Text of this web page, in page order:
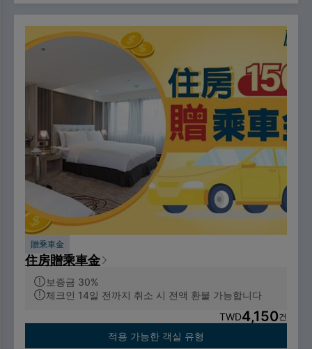
贈乘車金
住房贈乘車金
보증금 30%
체크인 14일 전까지 취소 시 전액 환불 가능합니다
TWD4,150건
적용 가능한 객실 유형